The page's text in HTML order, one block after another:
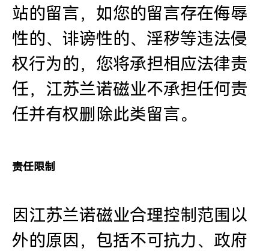
站的留言，如您的留言存在侮辱
性的、诽谤性的、淫秽等违法侵
权行为的，您将承担相应法律责
任，江苏兰诺磁业不承担任何责
任并有权删除此类留言。
责任限制
因江苏兰诺磁业合理控制范围以
外的原因，包括不可抗力、政府